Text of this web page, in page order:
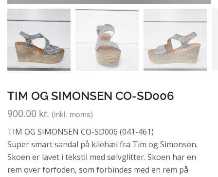
TIM OG SIMONSEN CO-SD006
900.00 kr. (inkl. moms)
TIM OG SIMONSEN CO-SD006 (041-461)
Super smart sandal på kilehæl fra Tim og Simonsen.
Skoen er lavet i tekstil med sølvglitter. Skoen har en
rem over forfoden, som forbindes med en rem på